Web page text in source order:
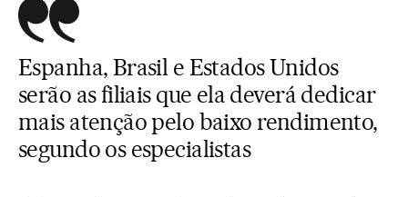
Espanha, Brasil e Estados Unidos
serão as filiais que ela deverá dedicar
mais atenção pelo baixo rendimento,
segundo os especialistas